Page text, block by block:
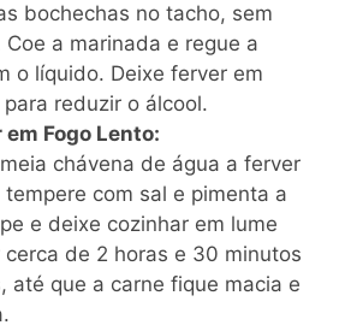
bochechas no tacho, sem
Coe a marinada e regue a
o líquido. Deixe ferver em
reduzir o álcool.
Fogo Lento:
chávena de água a ferver
tempere com sal e pimenta a
e deixe cozinhar em lume
cerca de 2 horas e 30 minutos
até que a carne fique macia e